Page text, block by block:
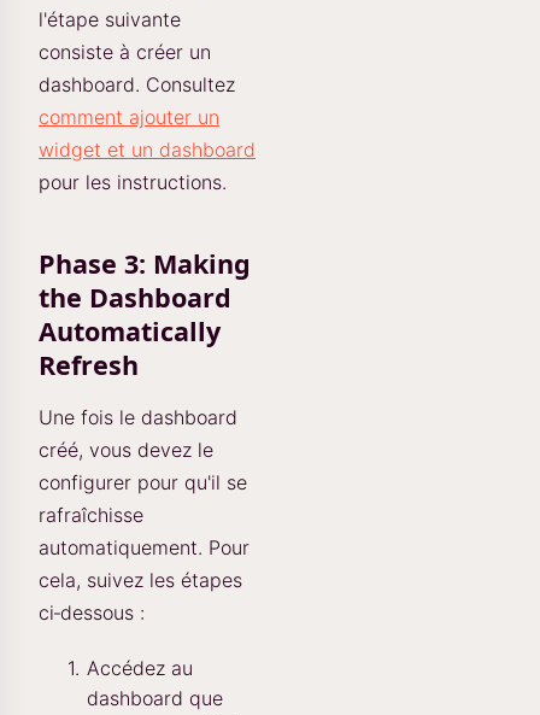
l'étape suivante
consiste à créer un
dashboard. Consultez
comment ajouter un
widget et un dashboard
pour les instructions.
Phase 3: Making
the Dashboard
Automatically
Refresh
Une fois le dashboard
créé, vous devez le
configurer pour qu'il se
rafraîchisse
automatiquement. Pour
cela, suivez les étapes
ci‑dessous :
Accédez au
dashboard que